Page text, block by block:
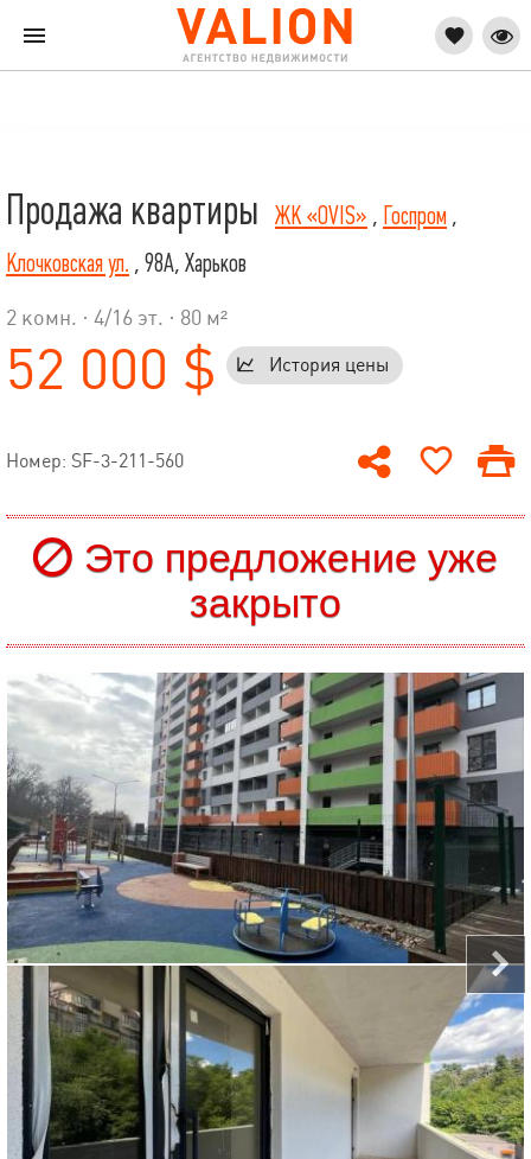
Продажа квартиры ЖК «OVIS» , Госпром ,
Клочковская ул. , 98А, Харьков
2 комн. · 4/16 эт. · 80 м²
52 000 $ История цены
Номер: SF-3-211-560
Это предложение уже
закрыто